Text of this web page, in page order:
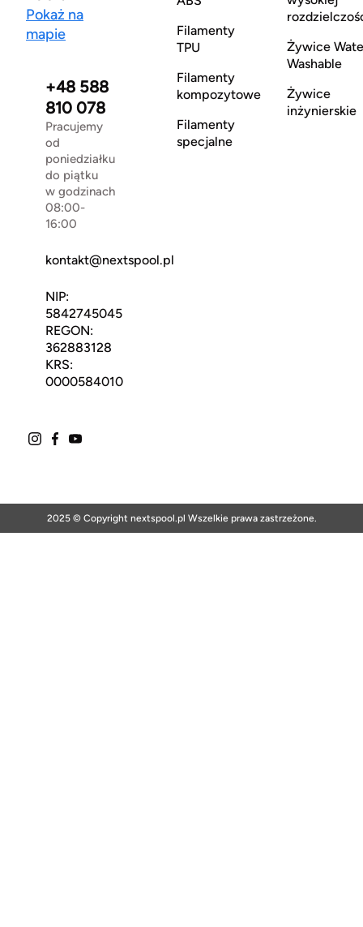
Pokaż na
mapie
+48 588
810 078
Pracujemy
od
poniedziałku
do piątku
w godzinach
08:00-
16:00
kontakt@nextspool.pl
NIP:
5842745045
REGON:
362883128
KRS:
0000584010
Filamenty
TPU
Filamenty
kompozytowe
Filamenty
specjalne
Żywice
Washable
Żywice
inżynierskie